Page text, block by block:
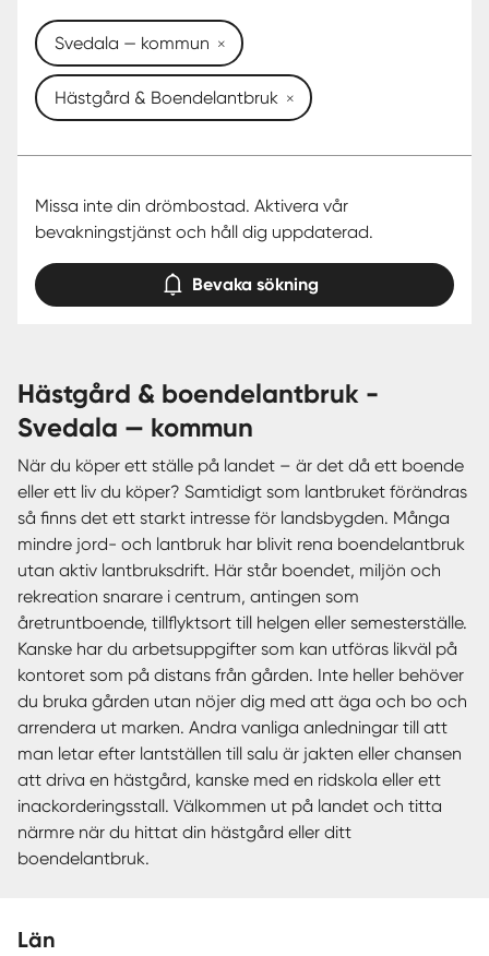
Svedala — kommun
Hästgård & Boendelantbruk
Missa inte din drömbostad. Aktivera vår
bevakningstjänst och håll dig uppdaterad.
Bevaka sökning
hästgård & boendelantbruk -
Svedala — kommun
När du köper ett ställe på landet – är det då ett boende
eller ett liv du köper? Samtidigt som lantbruket förändras
så finns det ett starkt intresse för landsbygden. Många
mindre jord- och lantbruk har blivit rena boendelantbruk
utan aktiv lantbruksdrift. Här står boendet, miljön och
rekreation snarare i centrum, antingen som
åretruntboende, tillflyktsort till helgen eller semesterställe.
Kanske har du arbetsuppgifter som kan utföras likväl på
kontoret som på distans från gården. Inte heller behöver
du bruka gården utan nöjer dig med att äga och bo och
arrendera ut marken. Andra vanliga anledningar till att
man letar efter lantställen till salu är jakten eller chansen
att driva en hästgård, kanske med en ridskola eller ett
inackorderingsstall. Välkommen ut på landet och titta
närmre när du hittat din hästgård eller ditt
boendelantbruk.
Län